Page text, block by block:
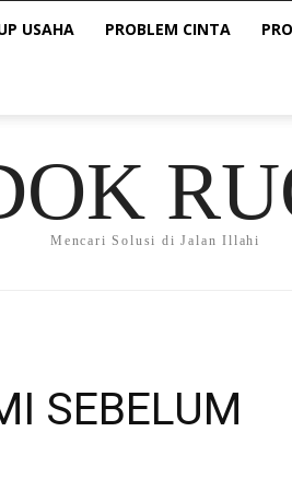
USAHA PROBLEM CINTA
Mencari Solusi di Jalan Illahi
SEBELUM